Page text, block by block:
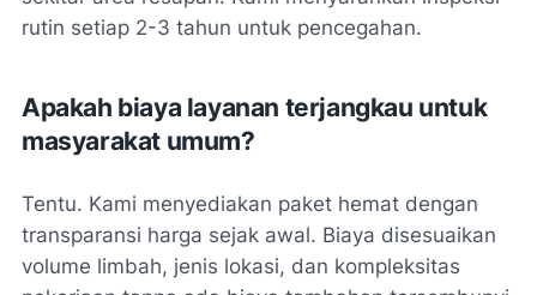
rutin setiap 2-3 tahun untuk pencegahan.
Apakah biaya layanan terjangkau untuk
masyarakat umum?
Tentu. Kami menyediakan paket hemat dengan
transparansi harga sejak awal. Biaya disesuaikan
volume limbah, jenis lokasi, dan kompleksitas